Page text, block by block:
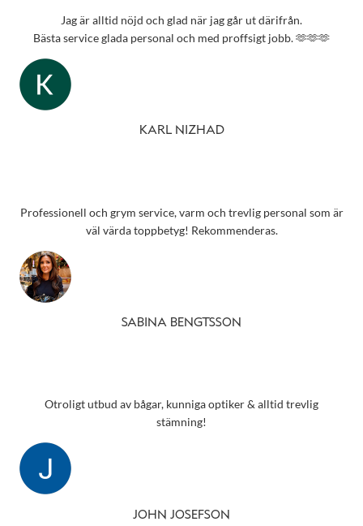
Jag är alltid nöjd och glad när jag går ut därifrån.
Bästa service glada personal och med proffsigt jobb. 🫶🫶🫶
KARL NIZHAD
Professionell och grym service, varm och trevlig personal som är
väl värda toppbetyg! Rekommenderas.
SABINA BENGTSSON
Otroligt utbud av bågar, kunniga optiker & alltid trevlig
stämning!
JOHN JOSEFSON